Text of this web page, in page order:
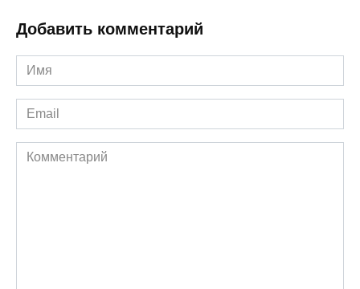
Добавить комментарий
Имя
*
Email
*
Комментарий